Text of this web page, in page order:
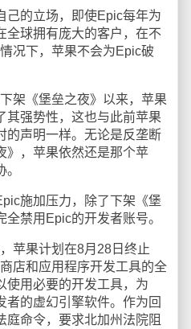
的立场，即使Epic每年为
全球拥有庞大的客户，在不
况下，苹果不会为Epic破
《堡垒之夜》以来，苹果
其强势性，这也与此前苹果
的声明一样。无论是反垄断
》，苹果依然还是那个苹
施加压力，除了下架《堡
禁用Epic的开发者账号。
果计划在8月28日终止
店和应用程序开发工具的全
使用必要的开发工具，为
者的虚幻引擎软件。作为回
庭命令，要求北加州法院阻